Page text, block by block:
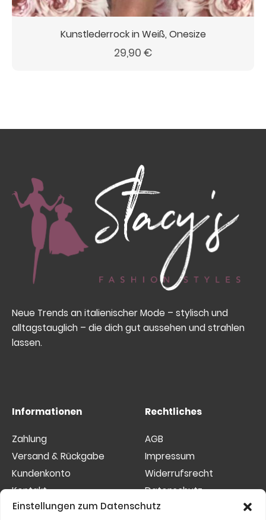
Einstellungen zum Datenschutz
Kunstlederrock in Weiß, Onesize
29,90 €
Neue Trends an italienischer Mode – stylisch und
alltagstauglich – die dich gut aussehen und strahlen
lassen.
Informationen
Zahlung
Versand & Rückgabe
Kundenkonto
Kontakt
Sitemap
Rechtliches
AGB
Impressum
Widerrufsrecht
Datenschutz
Cookies